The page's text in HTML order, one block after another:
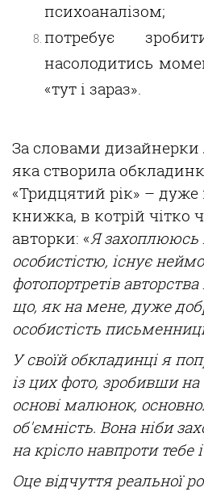
психоаналізом;
потребує
насолодитись
«тут і зараз».
За словами дизайнерки
яка створила
«Тридцятий рік» – дуже
книжка, в котрій чітко
авторки: «Язахоплююсь
особистістю, існує
фотопортретів авторства
що, як на мене, дуже
особистість
Усвоїй обкладинція
із цихфото, зробившина
основі малюнок,
об'ємність. Вона ніби
на крісло навпротитебе
Оце відчуття реальної